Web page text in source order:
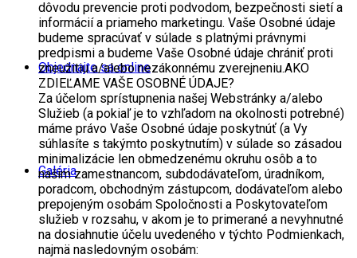
Objednajte sa online
Galéria
dôvodu prevencie proti podvodom, bezpečnosti sietí a
informácií a priameho marketingu. Vaše Osobné údaje
budeme spracúvať v súlade s platnými právnymi
predpismi a budeme Vaše Osobné údaje chrániť proti
zneužitiu a/alebo nezákonnému zverejneniu.AKO
ZDIEĽAME VAŠE OSOBNÉ ÚDAJE?
Za účelom sprístupnenia našej Webstránky a/alebo
Služieb (a pokiaľ je to vzhľadom na okolnosti potrebné)
máme právo Vaše Osobné údaje poskytnúť (a Vy
súhlasíte s takýmto poskytnutím) v súlade so zásadou
minimalizácie len obmedzenému okruhu osôb a to
našim zamestnancom, subdodávateľom, úradníkom,
poradcom, obchodným zástupcom, dodávateľom alebo
prepojeným osobám Spoločnosti a Poskytovateľom
služieb v rozsahu, v akom je to primerané a nevyhnutné
na dosiahnutie účelu uvedeného v týchto Podmienkach,
najmä nasledovným osobám: